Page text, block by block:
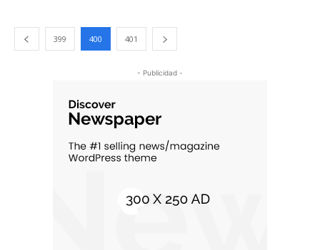
399 400 401
- Publicidad -